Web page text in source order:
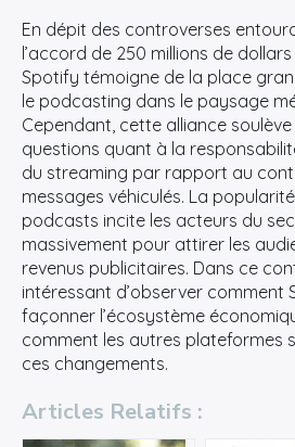
En dépit des controverses
l’accord de 250 millions de
Spotify témoigne de la place
le podcasting dans le paysage
Cependant, cette alliance
questions quant à la
du streaming par rapport au
messages véhiculés. La
podcasts incite les acteurs du
massivement pour attirer les
revenus publicitaires. Dans ce
intéressant d’observer comment
façonner l’écosystème
comment les autres plateformes
ces changements.
Articles Relatifs :